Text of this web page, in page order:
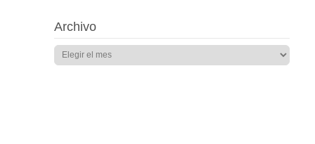
Archivo